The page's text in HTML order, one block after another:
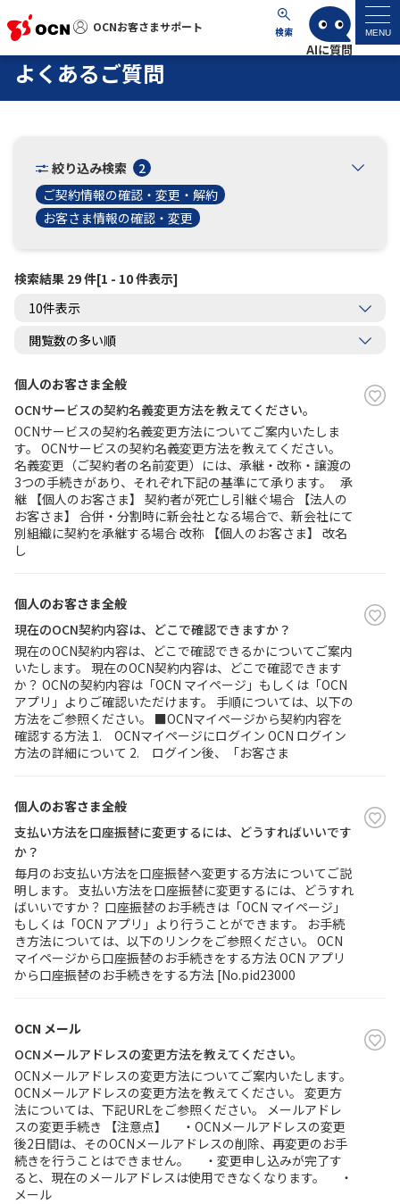
OCNお客さまサポート 検索 MENU
OCNお客さまサポート
サービス名から探す
工事・故障情報
各種ダウンロード
お問い合わせ
履歴・お気に入り
お知らせ サポートサイトの使い方
NTTドコモビジネスのお客さ
工事・故障情報通知
OCN サービス一覧
よくあるご質問
絞り込み検索
2
ご契約情報の確認・変更・解約
お客さま情報の確認・変更
検索結果 29 件[1 - 10 件表示]
個人のお客さま全般
OCNサービスの契約名義変更方法を教えてください。
OCNサービスの契約名義変更方法についてご案内いたしま
す。 OCNサービスの契約名義変更方法を教えてください。
名義変更（ご契約者の名前変更）には、承継・改称・譲渡の
3つの手続きがあり、それぞれ下記の基準にて承ります。 承
継 【個人のお客さま】 契約者が死亡し引継ぐ場合 【法人の
お客さま】 合併・分割時に新会社となる場合で、新会社にて
別組織に契約を承継する場合 改称 【個人のお客さま】 改名
し
個人のお客さま全般
現在のOCN契約内容は、どこで確認できますか？
現在のOCN契約内容は、どこで確認できるかについてご案内
いたします。 現在のOCN契約内容は、どこで確認できます
か？ OCNの契約内容は「OCN マイページ」もしくは「OCN
アプリ」よりご確認いただけます。 手順については、以下の
方法をご参照ください。 ■OCNマイページから契約内容を
確認する方法 1. OCNマイページにログイン OCN ログイン
方法の詳細について 2. ログイン後、「お客さま
個人のお客さま全般
支払い方法を口座振替に変更するには、どうすればいいです
か？
毎月のお支払い方法を口座振替へ変更する方法についてご説
明します。 支払い方法を口座振替に変更するには、どうすれ
ばいいですか？ 口座振替のお手続きは「OCN マイページ」
もしくは「OCN アプリ」より行うことができます。 お手続
き方法については、以下のリンクをご参照ください。 OCN
マイページから口座振替のお手続きをする方法 OCN アプリ
から口座振替のお手続きをする方法 [No.pid23000
OCN メール
OCNメールアドレスの変更方法を教えてください。
OCNメールアドレスの変更方法についてご案内いたします。
OCNメールアドレスの変更方法を教えてください。 変更方
法については、下記URLをご参照ください。 メールアドレ
スの変更手続き 【注意点】 ・OCNメールアドレスの変更
後2日間は、そのOCNメールアドレスの削除、再変更のお手
続きを行うことはできません。 ・変更申し込みが完了す
ると、現在のメールアドレスは使用できなくなります。 ・
メール